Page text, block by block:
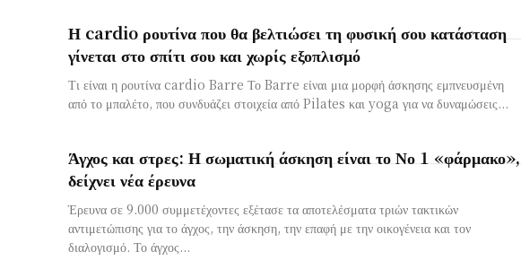
Η cardio ρουτίνα που θα βελτιώσει τη φυσική σου κατάσταση
γίνεται στο σπίτι σου και χωρίς εξοπλισμό
Τι είναι η ρουτίνα cardio Barre Το Barre είναι μια μορφή άσκησης εμπνευσμένη
από το μπαλέτο, που συνδυάζει στοιχεία από Pilates και yoga για να δυναμώσεις...
Άγχος και στρες: Η σωματική άσκηση είναι το Νο 1 «φάρμακο»,
δείχνει νέα έρευνα
Έρευνα σε 9.000 συμμετέχοντες εξέτασε τα αποτελέσματα τριών τακτικών
αντιμετώπισης για το άγχος, την άσκηση, την επαφή με την οικογένεια και τον
διαλογισμό. Το άγχος...